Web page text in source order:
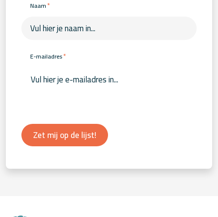
Naam*
E-mailadres*
Zet mij op de lijst!